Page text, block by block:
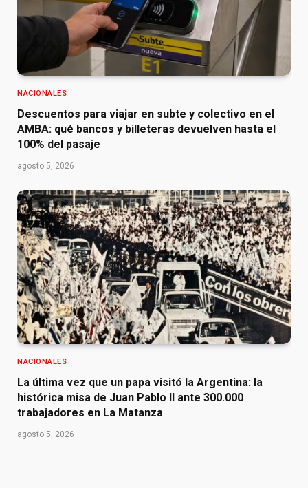
NACIONALES
Descuentos para viajar en subte y colectivo en el
AMBA: qué bancos y billeteras devuelven hasta el
100% del pasaje
agosto 5, 2026
NACIONALES
La última vez que un papa visitó la Argentina: la
histórica misa de Juan Pablo II ante 300.000
trabajadores en La Matanza
agosto 5, 2026